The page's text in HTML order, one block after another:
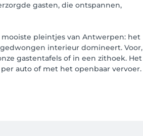
gasten, die ontspannen,
mooiste pleintjes van Antwerpen: het
interieur domineert. Voor,
gastentafels of in een zithoek. Het
auto of met het openbaar vervoer.